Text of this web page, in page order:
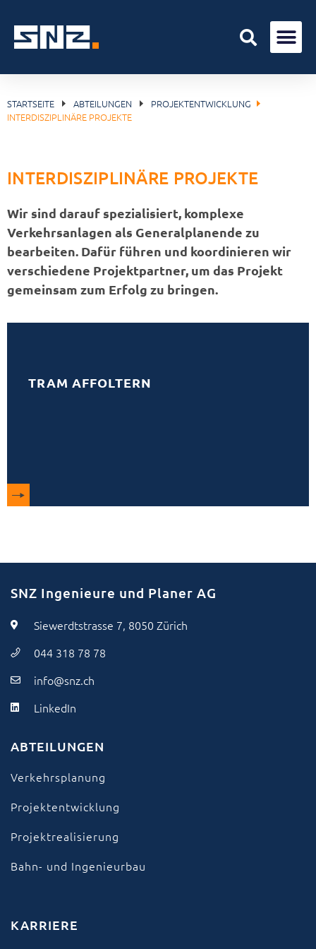
STARTSEITE ABTEILUNGEN
PROJEKTENTWICKLUNG
INTERDISZIPLINÄRE PROJEKTE
INTERDISZIPLINÄRE PROJEKTE
Wir sind darauf spezialisiert, komplexe
Verkehrsanlagen als Generalplanende zu
bearbeiten. Dafür führen und koordinieren wir
verschiedene Projektpartner, um das Projekt
gemeinsam zum Erfolg zu bringen.
TRAM AFFOLTERN
SNZ Ingenieure und Planer AG
Siewerdtstrasse 7, 8050 Zürich
044 318 78 78
info@snz.ch
LinkedIn
ABTEILUNGEN
Verkehrsplanung
Projektentwicklung
Projektrealisierung
Bahn- und Ingenieurbau
KARRIERE